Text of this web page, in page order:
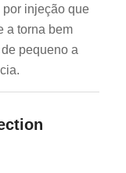
injeção que
a torna bem
pequeno a